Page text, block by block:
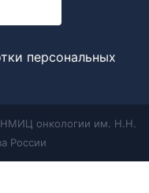
персональных
онкологии им. Н.Н.
России